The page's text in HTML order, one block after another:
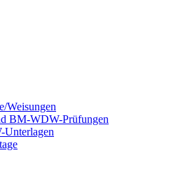
Weisungen
BM-WDW-Prüfungen